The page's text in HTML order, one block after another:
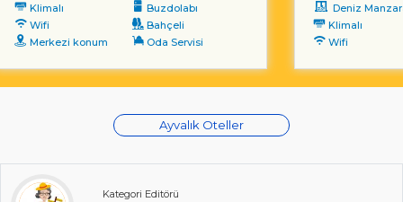
Klimalı
Buzdolabı
Wifi
Bahçeli
Merkezi konum
Oda Servisi
Deniz
Klimalı
Wifi
Ayvalık Oteller
Kategori Editörü